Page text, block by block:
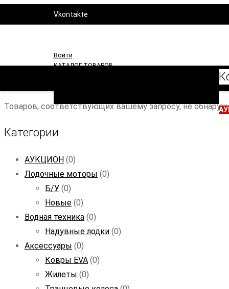
Vkontakte
Войти
КАТАЛОГ ТОВАРОВ
Моторы
Товаров, соответствующих вашему запросу, не
Категории
АУКЦИОН (0)
Лодочные моторы (0)
Б/У (0)
Новые (0)
Водная техника (0)
Надувные лодки (0)
Аксессуары (0)
Ковры EVA (0)
Жилеты (0)